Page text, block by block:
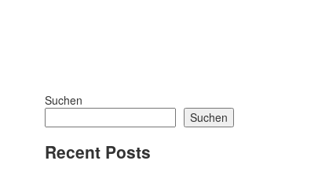
Suchen
Suchen
Recent Posts